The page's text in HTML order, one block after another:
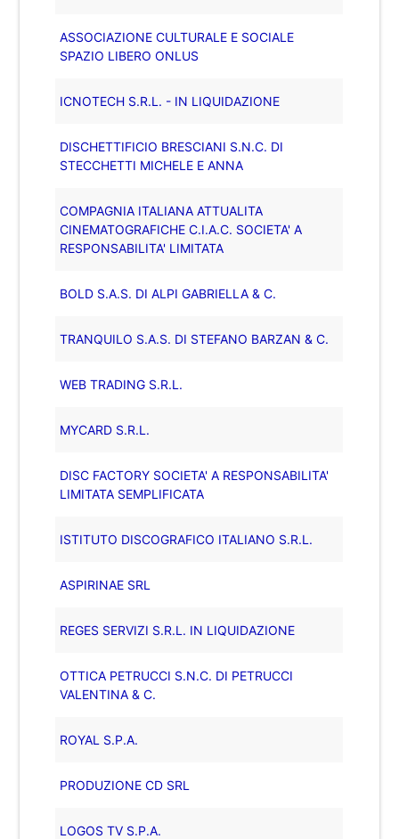
ASSOCIAZIONE CULTURALE E SOCIALE
SPAZIO LIBERO ONLUS
ICNOTECH S.R.L. - IN LIQUIDAZIONE
DISCHETTIFICIO BRESCIANI S.N.C. DI
STECCHETTI MICHELE E ANNA
COMPAGNIA ITALIANA ATTUALITA
CINEMATOGRAFICHE C.I.A.C. SOCIETA' A
RESPONSABILITA' LIMITATA
BOLD S.A.S. DI ALPI GABRIELLA & C.
TRANQUILO S.A.S. DI STEFANO BARZAN & C.
WEB TRADING S.R.L.
MYCARD S.R.L.
DISC FACTORY SOCIETA' A RESPONSABILITA'
LIMITATA SEMPLIFICATA
ISTITUTO DISCOGRAFICO ITALIANO S.R.L.
ASPIRINAE SRL
REGES SERVIZI S.R.L. IN LIQUIDAZIONE
OTTICA PETRUCCI S.N.C. DI PETRUCCI
VALENTINA & C.
ROYAL S.P.A.
PRODUZIONE CD SRL
LOGOS TV S.P.A.